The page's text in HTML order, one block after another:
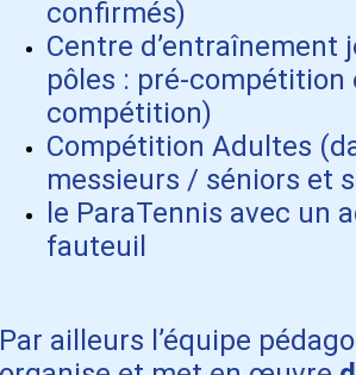
confirmés)
Centre d’entraînement
pôles : pré-compétition
compétition)
Compétition Adultes
messieurs / séniors et
le ParaTennis avec un
fauteuil
ailleurs l’équipe